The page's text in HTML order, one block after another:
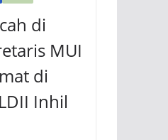
di
MUI
di
Inhil